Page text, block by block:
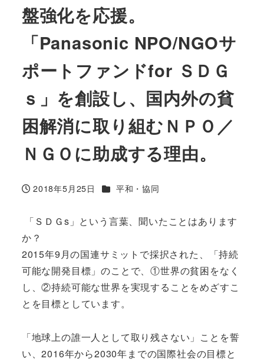
盤強化を応援。
「Panasonic NPO/NGOサ
ポートファンドfor ＳＤＧ
ｓ」を創設し、国内外の貧
困解消に取り組むＮＰＯ／
ＮＧＯに助成する理由。
投稿日
2018年5月25日 カテゴリー
平和・協同
「ＳＤＧs」という言葉、聞いたことはあります
か？
2015年9月の国連サミットで採択された、「持続
可能な開発目標」のことで、①世界の貧困をなく
し、②持続可能な世界を実現することをめざすこ
とを目標としています。
「地球上の誰一人として取り残さない」ことを誓
い、2016年から2030年までの国際社会の目標と